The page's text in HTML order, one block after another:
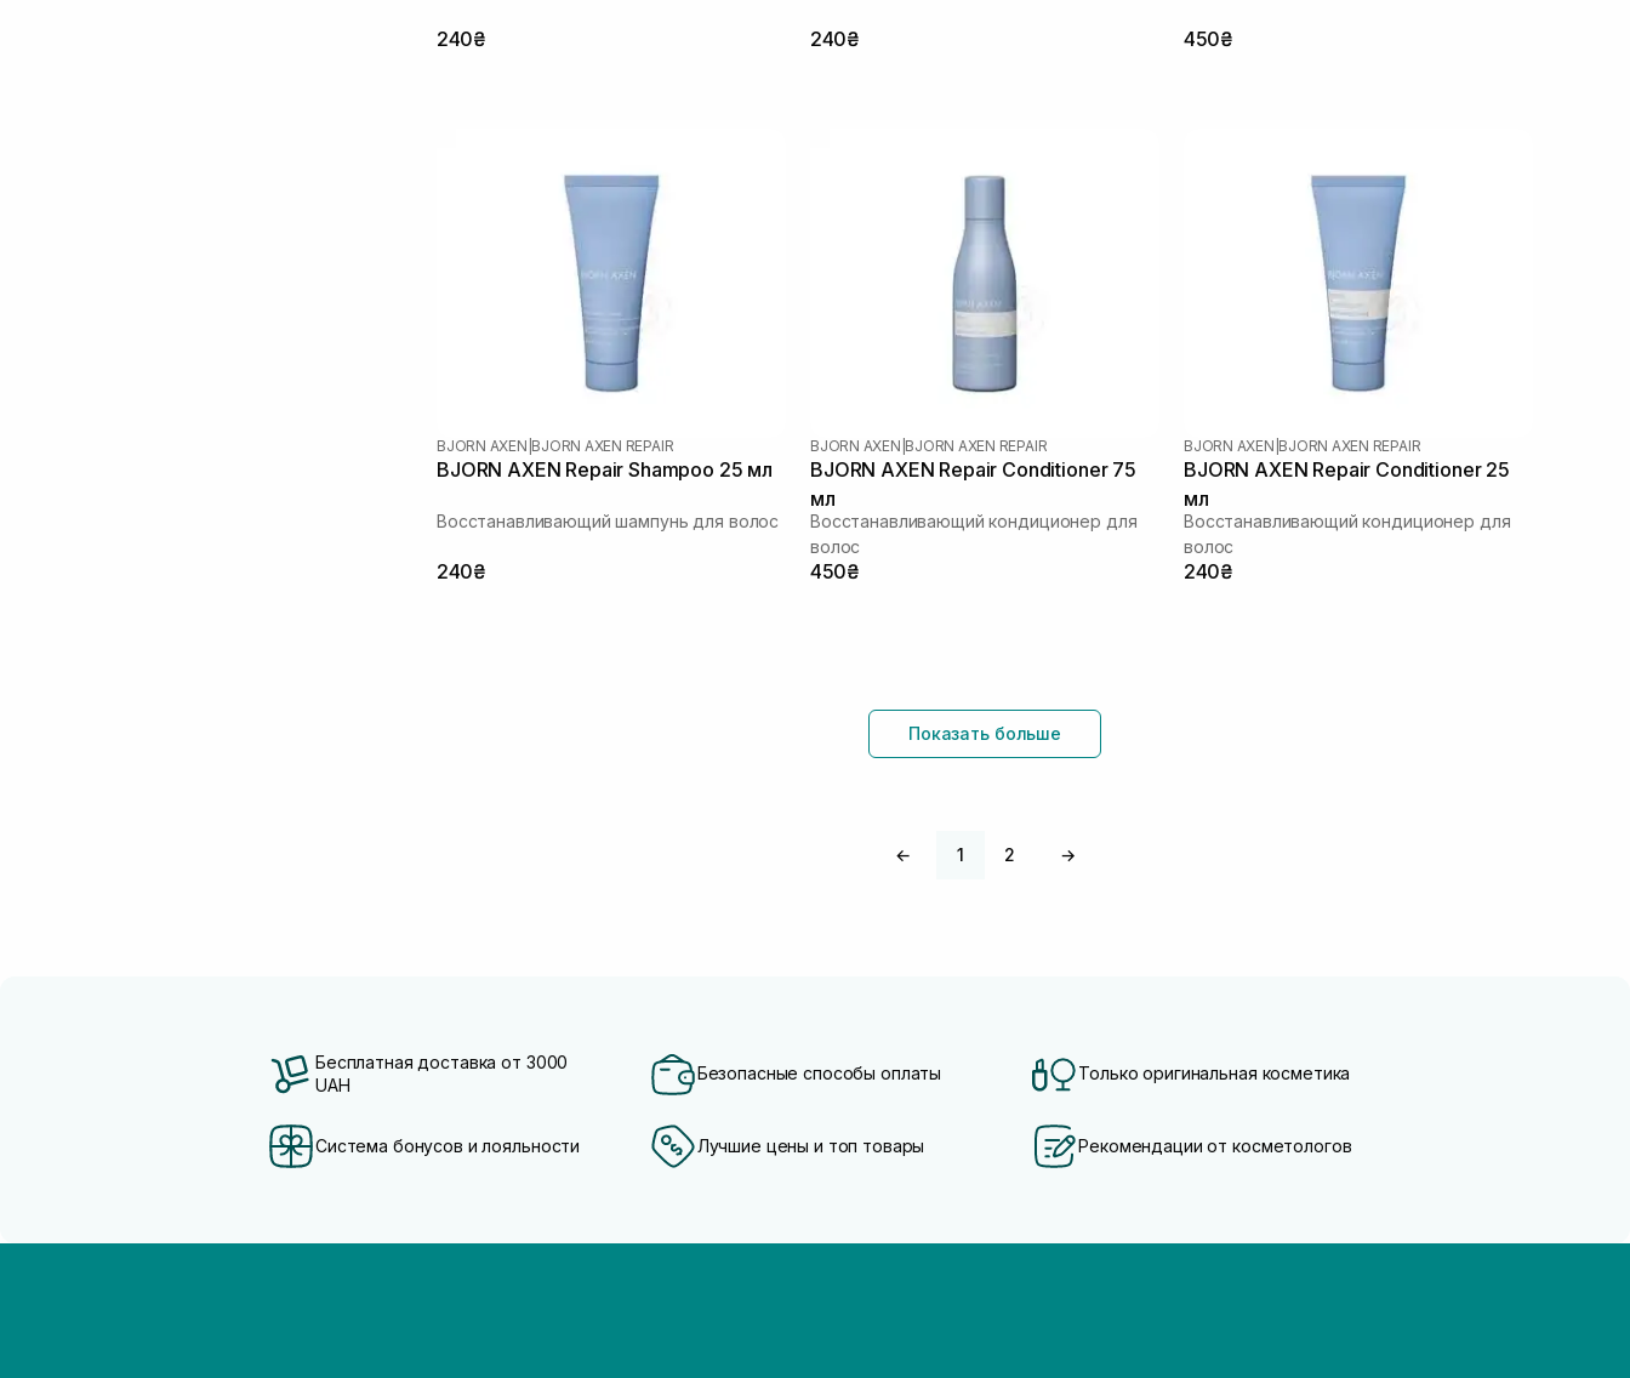
240₴ 240₴ 450₴
BJORN AXEN BJORN AXEN REPAIR
BJORN AXEN Repair Shampoo 25 мл
Восстанавливающий шампунь для волос
240₴
BJORN AXEN BJORN AXEN REPAIR
BJORN AXEN Repair Conditioner 75
мл
Восстанавливающий кондиционер для
волос
450₴
BJORN AXEN BJORN AXEN REPAIR
BJORN AXEN Repair Conditioner 25
мл
Восстанавливающий кондиционер для
волос
240₴
Показать больше
← 1 2 →
Бесплатная доставка от 3000
UAH
Безопасные способы оплаты Только оригинальная косметика
Система бонусов и лояльности Лучшие цены и топ товары Рекомендации от косметологов